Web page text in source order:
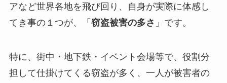
アなど世界各地を飛び回り、自身が実際に体感し
てき事の１つが、「 窃盗被害の多さ 」です。
特に、街中・地下鉄・イベント会場等で、役割分
担して仕掛けてくる窃盗が多く、一人が被害者の